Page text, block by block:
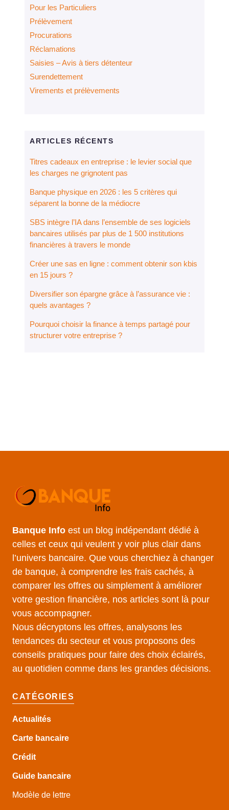
Pour les Particuliers
Prélèvement
Procurations
Réclamations
Saisies – Avis à tiers détenteur
Surendettement
Virements et prélèvements
ARTICLES RÉCENTS
Titres cadeaux en entreprise : le levier social que
les charges ne grignotent pas
Banque physique en 2026 : les 5 critères qui
séparent la bonne de la médiocre
SBS intègre l’IA dans l’ensemble de ses logiciels
bancaires utilisés par plus de 1 500 institutions
financières à travers le monde
Créer une sas en ligne : comment obtenir son kbis
en 15 jours ?
Diversifier son épargne grâce à l’assurance vie :
quels avantages ?
Pourquoi choisir la finance à temps partagé pour
structurer votre entreprise ?
Banque Info est un blog indépendant dédié à
celles et ceux qui veulent y voir plus clair dans
l’univers bancaire. Que vous cherchiez à changer
de banque, à comprendre les frais cachés, à
comparer les offres ou simplement à améliorer
votre gestion financière, nos articles sont là pour
vous accompagner.
Nous décryptons les offres, analysons les
tendances du secteur et vous proposons des
conseils pratiques pour faire des choix éclairés,
au quotidien comme dans les grandes décisions.
CATÉGORIES
Actualités
Carte bancaire
Crédit
Guide bancaire
Modèle de lettre